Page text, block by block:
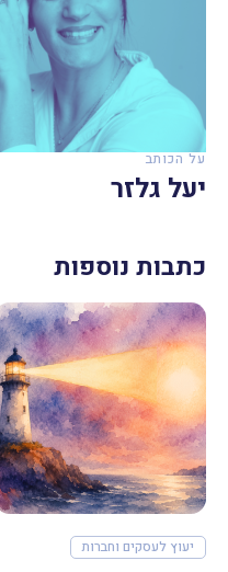
על הכותב
יעל גלזר
כתבות נוספות
יעוץ לעסקים וחברות